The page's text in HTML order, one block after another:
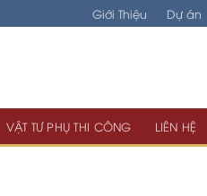
Giới Thiệu Dự án
VẬT TƯ PHỤ THI CÔNG LIÊN HỆ